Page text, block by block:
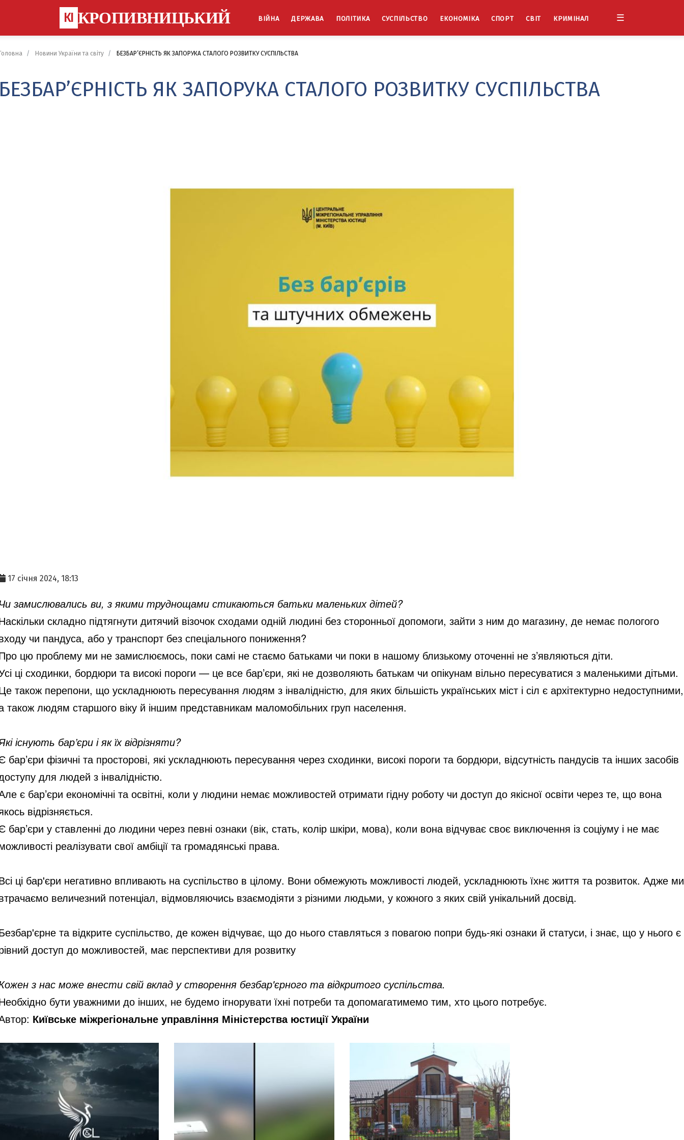
КІ КРОПИВНИЦЬКИЙ ВІЙНА ДЕРЖАВА ПОЛІТИКА СУСПІЛЬСТВО ЕКОНОМІКА СПОРТ СВІТ КРИМІНАЛ ☰
Новини України та світу БЕЗБАР’ЄРНІСТЬ ЯК ЗАПОРУКА СТАЛОГО РОЗВИТКУ СУСПІЛЬСТВА
ЯК ЗАПОРУКА СТАЛОГО РОЗВИТКУ СУСПІЛЬСТВА
17 січня 2024, 18:13
замислювались ви, з якими труднощами стикаються батьки маленьких дітей?
складно підтягнути дитячий візочок сходами одній людині без сторонньої допомоги, зайти з ним до магазину, де немає пологого
чи пандуса, або у транспорт без спеціального пониження?
цю проблему ми не замислюємось, поки самі не стаємо батьками чи поки в нашому близькому оточенні не з’являються діти.
ці сходинки, бордюри та високі пороги — це все бар’єри, які не дозволяють батькам чи опікунам вільно пересуватися з маленькими дітьми.
також перепони, що ускладнюють пересування людям з інвалідністю, для яких більшість українських міст і сіл є архітектурно недоступними,
також людям старшого віку й іншим представникам маломобільних груп населення.
існують бар’єри і як їх відрізняти?
бар’єри фізичні та просторові, які ускладнюють пересування через сходинки, високі пороги та бордюри, відсутність пандусів та інших засобів
для людей з інвалідністю.
є бар’єри економічні та освітні, коли у людини немає можливостей отримати гідну роботу чи доступ до якісної освіти через те, що вона
відрізняється.
бар’єри у ставленні до людини через певні ознаки (вік, стать, колір шкіри, мова), коли вона відчуває своє виключення із соціуму і не має
реалізувати свої амбіції та громадянські права.
ці бар'єри негативно впливають на суспільство в цілому. Вони обмежують можливості людей, ускладнюють їхнє життя та розвиток. Адже ми
величезний потенціал, відмовляючись взаємодіяти з різними людьми, у кожного з яких свій унікальний досвід.
та відкрите суспільство, де кожен відчуває, що до нього ставляться з повагою попри будь-які ознаки й статуси, і знає, що у нього є
доступ до можливостей, має перспективи для розвитку
з нас може внести свій вклад у створення безбар'єрного та відкритого суспільства.
бути уважними до інших, не будемо ігнорувати їхні потреби та допомагатимемо тим, хто цього потребує.
Київське міжрегіональне управління Міністерства юстиції України